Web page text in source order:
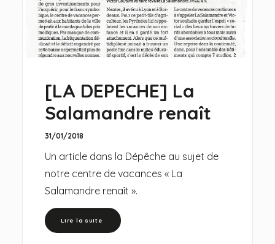
[LA DEPECHE] La
Salamandre renaît
31/01/2018
Un article dans la Dépêche au sujet de
notre centre de vacances « La
Salamandre renaît ».
Lire la suite